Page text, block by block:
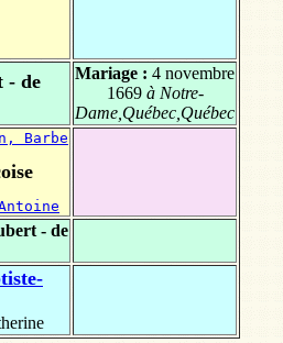
- de
Mariage : 4 novembre
1669à Notre-
Dame,Québec,Québec
Barbe
- de